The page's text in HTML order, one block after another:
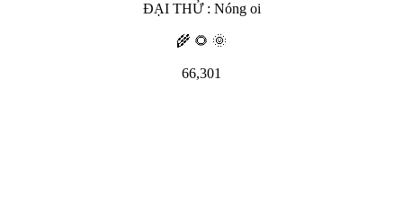
ĐẠI THỬ : Nóng oi
🌾 🌻 🌞
66,301